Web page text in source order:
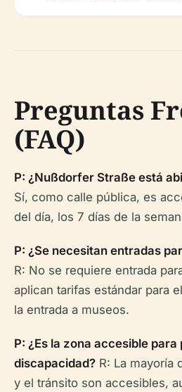
Preguntas
(FAQ)
P: ¿Nußdorfer Straße está
Sí, como calle pública, es
del día, los 7 días de la
P: ¿Se necesitan entradas
R: No se requiere entrada
aplican tarifas estándar para
la entrada a museos.
P: ¿Es la zona accesible
discapacidad? R: La mayoría
y el tránsito son accesibles,